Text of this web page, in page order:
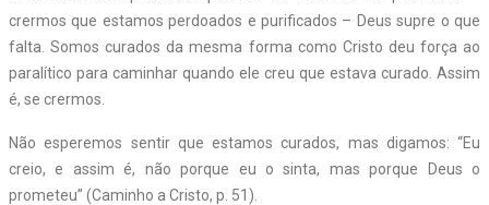
crermos que estamos perdoados e purificados – Deus supre o que
falta. Somos curados da mesma forma como Cristo deu força ao
paralítico para caminhar quando ele creu que estava curado. Assim
é, se crermos.
Não esperemos sentir que estamos curados, mas digamos: “Eu
creio, e assim é, não porque eu o sinta, mas porque Deus o
prometeu” (Caminho a Cristo, p. 51).